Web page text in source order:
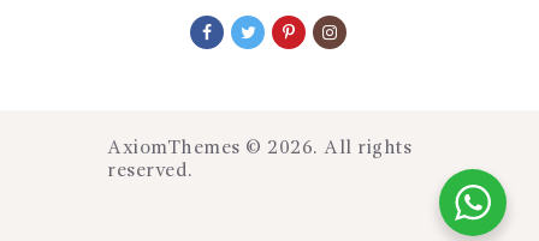
AxiomThemes © 2026. All rights
reserved.